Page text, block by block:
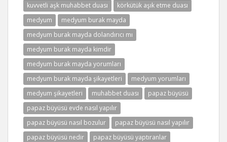
kuvvetli aşk muhabbet duası
körkütük aşık etme duası
medyum
medyum burak mayda
medyum burak mayda dolandırıcı mı
medyum burak mayda kimdir
medyum burak mayda yorumları
medyum burak mayda şikayetleri
medyum yorumları
medyum şikayetleri
muhabbet duası
papaz büyüsü
papaz büyüsü evde nasıl yapılır
papaz büyüsü nasıl bozulur
papaz büyüsü nasıl yapılır
papaz büyüsü nedir
papaz büyüsü yaptıranlar